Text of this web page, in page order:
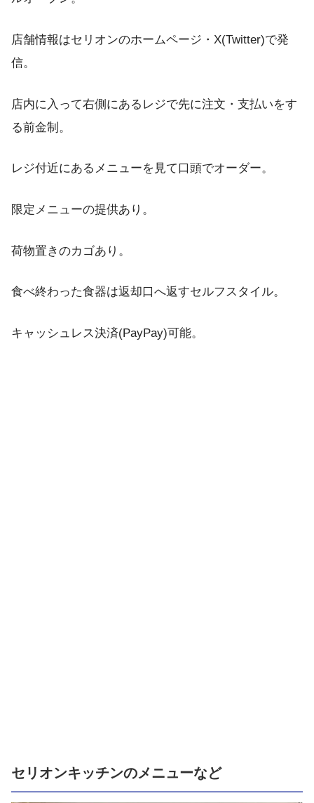
店舗情報はセリオンのホームページ・X(Twitter)で発
信。
店内に入って右側にあるレジで先に注文・支払いをす
る前金制。
レジ付近にあるメニューを見て口頭でオーダー。
限定メニューの提供あり。
荷物置きのカゴあり。
食べ終わった食器は返却口へ返すセルフスタイル。
キャッシュレス決済(PayPay)可能。
セリオンキッチンのメニューなど